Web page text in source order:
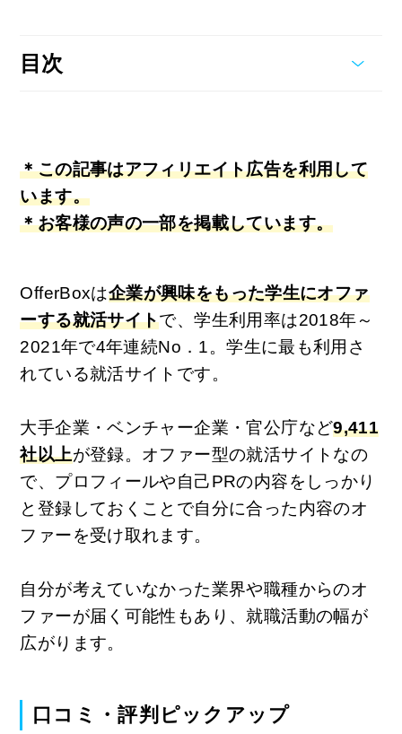
目次
＊この記事はアフィリエイト広告を利用して
います。
＊お客様の声の一部を掲載しています。
OfferBoxは企業が興味をもった学生にオファ
ーする就活サイトで、学生利用率は2018年～
2021年で4年連続No．1。学生に最も利用さ
れている就活サイトです。
大手企業・ベンチャー企業・官公庁など9,411
社以上が登録。オファー型の就活サイトなの
で、プロフィールや自己PRの内容をしっかり
と登録しておくことで自分に合った内容のオ
ファーを受け取れます。
自分が考えていなかった業界や職種からのオ
ファーが届く可能性もあり、就職活動の幅が
広がります。
口コミ・評判ピックアップ